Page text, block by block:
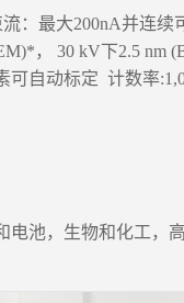
：最大200nA并连
， 30 kV下2.5 nm
可自动标定 计数率
池，生物和化工，